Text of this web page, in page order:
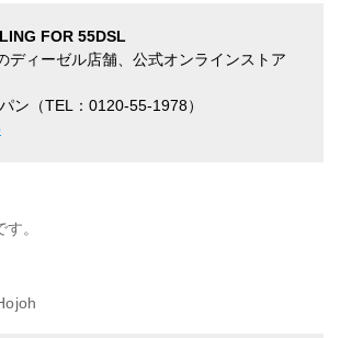
FOR 55DSL
ディーゼル店舗、公式オンラインストア
ン（TEL：0120-55-1978）
。